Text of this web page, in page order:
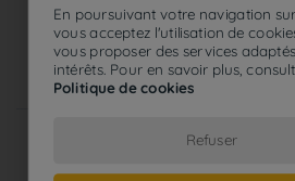
En poursuivant votre navigation
vous acceptez l'utilisation de
vous proposer des services
intérêts. Pour en savoir plus,
Politique de cookies
Refuser